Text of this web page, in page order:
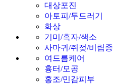
대상포진
아토피/두드러기
화상
기미/흑자/색소
사마귀/쥐젖/비립종
여드름케어
흉터/모공
홍조/민감피부